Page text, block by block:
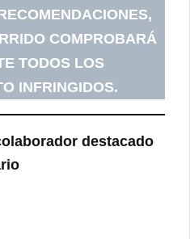
COMPROBARÁ
TODOS LOS
INFRINGIDOS.
destacado